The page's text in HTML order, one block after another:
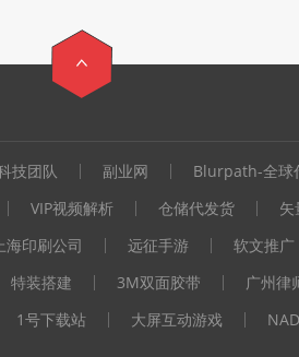
技团队 副业网 Blurpath-全球
VIP视频解析 仓储代发货
海印刷公司 远征手游 软文推广
特装搭建 3M双面胶带 广州律
1号下载站 大屏互动游戏